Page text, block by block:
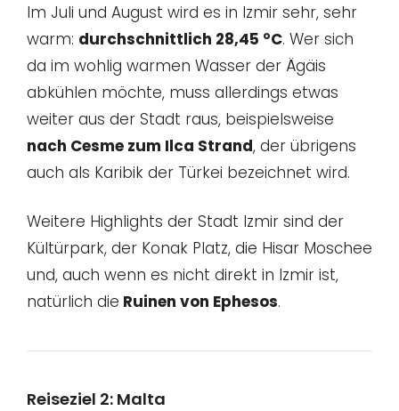
Im Juli und August wird es in Izmir sehr, sehr
warm: durchschnittlich 28,45 °C. Wer sich
da im wohlig warmen Wasser der Ägäis
abkühlen möchte, muss allerdings etwas
weiter aus der Stadt raus, beispielsweise
nach Cesme zum Ilca Strand, der übrigens
auch als Karibik der Türkei bezeichnet wird.
Weitere Highlights der Stadt Izmir sind der
Kültürpark, der Konak Platz, die Hisar Moschee
und, auch wenn es nicht direkt in Izmir ist,
natürlich die Ruinen von Ephesos.
Reiseziel 2: Malta